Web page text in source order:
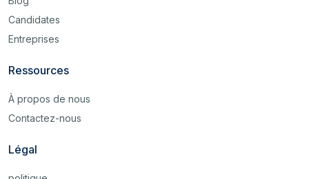
Candidates
Entreprises
Ressources
À propos de nous
Contactez-nous
Légal